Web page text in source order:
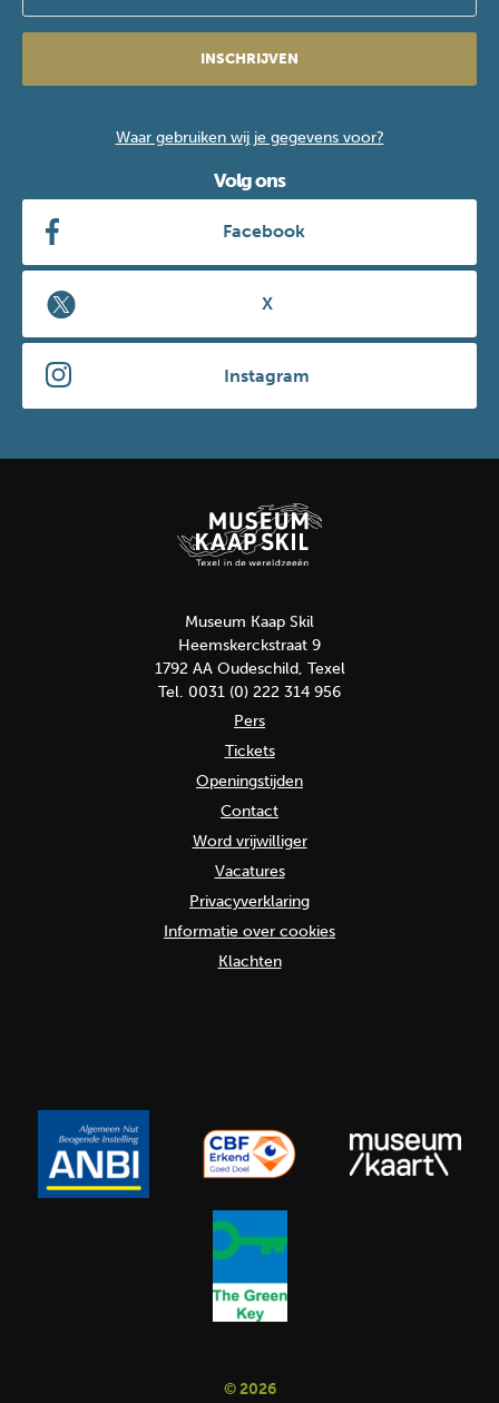
INSCHRIJVEN
Waar gebruiken wij je gegevens voor?
Volg ons
Facebook
X
Instagram
Museum Kaap Skil
Heemskerckstraat 9
1792 AA Oudeschild, Texel
Tel. 0031 (0) 222 314 956
Pers
Tickets
Openingstijden
Contact
Word vrijwilliger
Vacatures
Privacyverklaring
Informatie over cookies
Klachten
© 2026